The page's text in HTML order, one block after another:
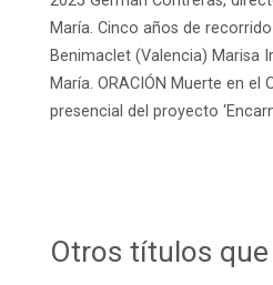
María. Cinco años de
Benimaclet (Valencia) Marisa
María. ORACIÓN Muerte en el
presencial del proyecto
Otros títulos